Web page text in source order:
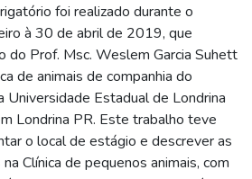
foi realizado durante o
à 30 de abril de 2019, que
do Prof. Msc. Weslem Garcia Suhett
de animais de companhia do
Universidade Estadual de Londrina
Londrina PR. Este trabalho teve
o local de estágio e descrever as
Clínica de pequenos animais, com